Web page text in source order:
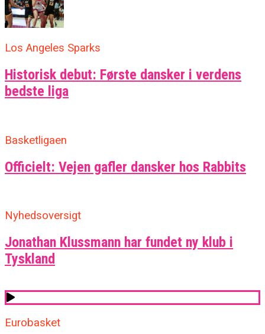
Los Angeles Sparks
Historisk debut: Første dansker i verdens
bedste liga
Basketligaen
Officielt: Vejen gafler dansker hos Rabbits
Nyhedsoversigt
Jonathan Klussmann har fundet ny klub i
Tyskland
Eurobasket